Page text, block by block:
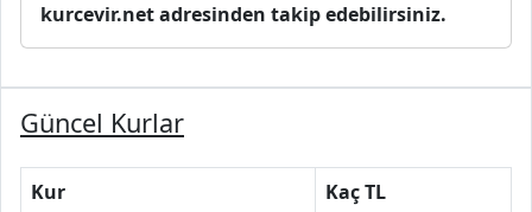
kurcevir.net adresinden takip edebilirsiniz.
Güncel Kurlar
Kur
Kaç TL